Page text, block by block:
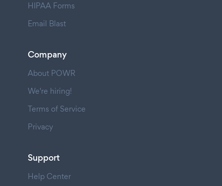
HIPAA Forms
Email Blast
Company
About POWR
We're hiring!
Terms of Service
Privacy
Support
Help Center